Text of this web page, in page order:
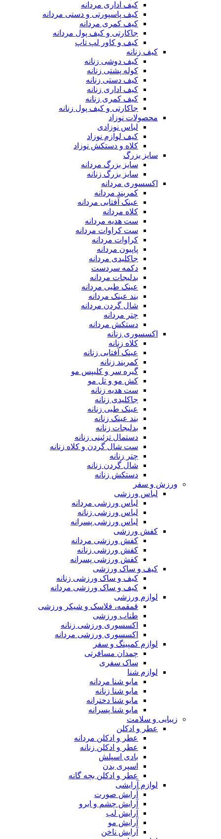
کیف اداری مردانه
کیف پاسپورتی و دستی مردانه
کیف کمری مردانه
جاکارتی و کیف پول مردانه
کیف و کاور لپ تاپ
کیف زنانه
کیف دوشی زنانه
کوله پشتی زنانه
کیف دستی زنانه
کیف اداری زنانه
کیف کمری زنانه
جاکارتی و کیف پول زنانه
محصولات نوزاد
لباس نوزادی
کیف لوازم نوزاد
کلاه و دستکش نوزاد
سایز بزرگ
سایز بزرگ مردانه
سایز بزرگ زنانه
اکسسوری مردانه
کمربند مردانه
عینک آفتابی مردانه
کلاه مردانه
ست هدیه مردانه
ست کراوات مردانه
کراوات مردانه
پاپیون مردانه
جاکلیدی مردانه
دکمه سردست
بدلیجات مردانه
عینک طبی مردانه
بند عینک مردانه
شال گردن مردانه
چتر مردانه
دستکش مردانه
اکسسوری زنانه
کلاه زنانه
عینک آفتابی زنانه
کمربند زنانه
گیره سر و کلیپس مو
کش مو و تل مو
ست هدیه زنانه
جاکلیدی زنانه
عینک طبی زنانه
بند عینک زنانه
بدلیجات زنانه
دستمال تزئینی زنانه
ست شال گردن و کلاه زنانه
چتر زنانه
شال گردن زنانه
دستکش زنانه
ورزش و سفر
لباس ورزشی
لباس ورزشی مردانه
لباس ورزشی زنانه
لباس ورزشی پسرانه
کفش ورزشی
کفش ورزشی مردانه
کفش ورزشی زنانه
کفش ورزشی پسرانه
کیف و ساک ورزشی
کیف و ساک ورزشی زنانه
کیف و ساک ورزشی مردانه
لوازم ورزشی
قمقمه، فلاسک و شیکر ورزشی
طناب ورزشی
اکسسوری ورزشی زنانه
اکسسوری ورزشی مردانه
لوازم کمپینگ و سفر
چمدان مسافرتی
ساک سفری
لوازم شنا
مایو شنا مردانه
مایو شنا زنانه
مایو شنا دخترانه
مایو شنا پسرانه
زیبایی و سلامت
عطر و ادکلن
عطر و ادکلن مردانه
عطر و ادکلن زنانه
بادی اسپلش
اسپری بدن
عطر و ادکلن بچه گانه
لوازم آرایشی
آرایش صورت
آرایش چشم و ابرو
آرایش لب
آرایش مو
آرایش ناخن